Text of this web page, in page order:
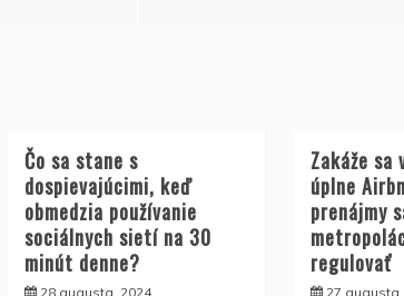
Čo sa stane s
dospievajúcimi, keď
obmedzia používanie
sociálnych sietí na 30
minút denne?
28 augusta, 2024
Zakáže sa
úplne
prenájmy
regulovať
27